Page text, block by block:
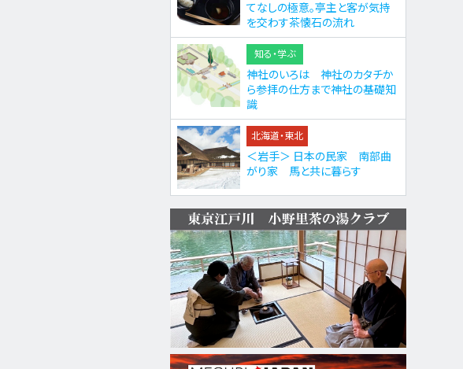
てなしの極意。亭主と客が気持
を交わす茶懐石の流れ
知る・学ぶ
神社のいろは 神社のカタチか
ら参拝の仕方まで神社の基礎知
識
北海道・東北
＜岩手＞ 日本の民家 南部曲
がり家 馬と共に暮らす